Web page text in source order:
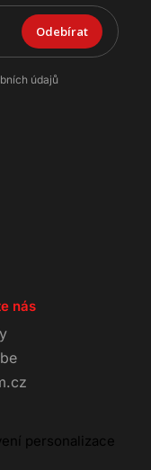
Odebírat
údajů
nás
personalizace